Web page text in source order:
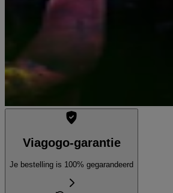
Viagogo-garantie
Je bestelling is 100% gegarandeerd